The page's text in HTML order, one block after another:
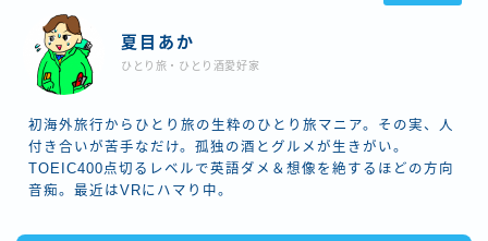
夏目あか
ひとり旅・ひとり酒愛好家
初海外旅行からひとり旅の生粋のひとり旅マニア。その実、人
付き合いが苦手なだけ。孤独の酒とグルメが生きがい。
TOEIC400点切るレベルで英語ダメ＆想像を絶するほどの方向
音痴。最近はVRにハマり中。